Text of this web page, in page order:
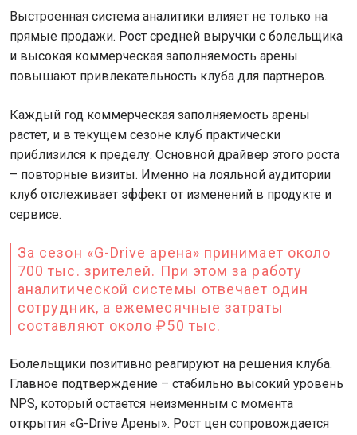
Выстроенная система аналитики влияет не только на
прямые продажи. Рост средней выручки с болельщика
и высокая коммерческая заполняемость арены
повышают привлекательность клуба для партнеров.
Каждый год коммерческая заполняемость арены
растет, и в текущем сезоне клуб практически
приблизился к пределу. Основной драйвер этого роста
– повторные визиты. Именно на лояльной аудитории
клуб отслеживает эффект от изменений в продукте и
сервисе.
За сезон «G-Drive арена» принимает около
700 тыс. зрителей. При этом за работу
аналитической системы отвечает один
сотрудник, а ежемесячные затраты
составляют около ₽50 тыс.
Болельщики позитивно реагируют на решения клуба.
Главное подтверждение – стабильно высокий уровень
NPS, который остается неизменным с момента
открытия «G-Drive Арены». Рост цен сопровождается